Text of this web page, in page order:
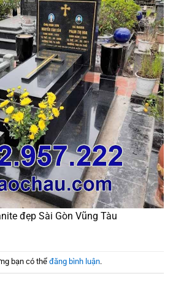
đẹp Sài Gòn Vũng Tàu
bạn có thể đăng bình luận.